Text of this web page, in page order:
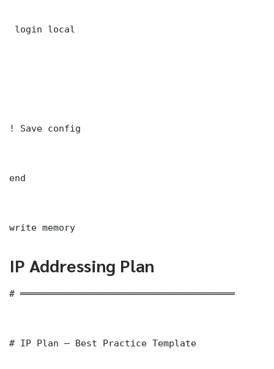
login local
! Save config
end
write memory
IP Addressing Plan
# ═══════════════════════════════════════
# IP Plan — Best Practice Template